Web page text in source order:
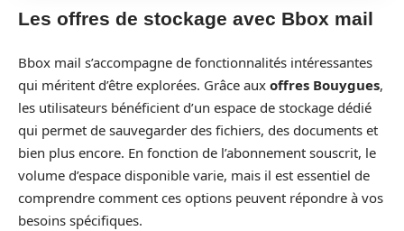
Les offres de stockage avec Bbox mail
Bbox mail s’accompagne de fonctionnalités intéressantes
qui méritent d’être explorées. Grâce aux offres Bouygues,
les utilisateurs bénéficient d’un espace de stockage dédié
qui permet de sauvegarder des fichiers, des documents et
bien plus encore. En fonction de l’abonnement souscrit, le
volume d’espace disponible varie, mais il est essentiel de
comprendre comment ces options peuvent répondre à vos
besoins spécifiques.